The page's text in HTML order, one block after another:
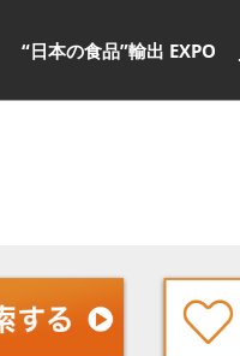
“日本の食品”輸出 EXPO